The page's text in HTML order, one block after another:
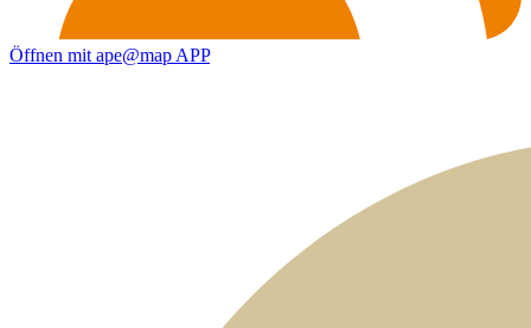
Öffnen mit ape@map APP